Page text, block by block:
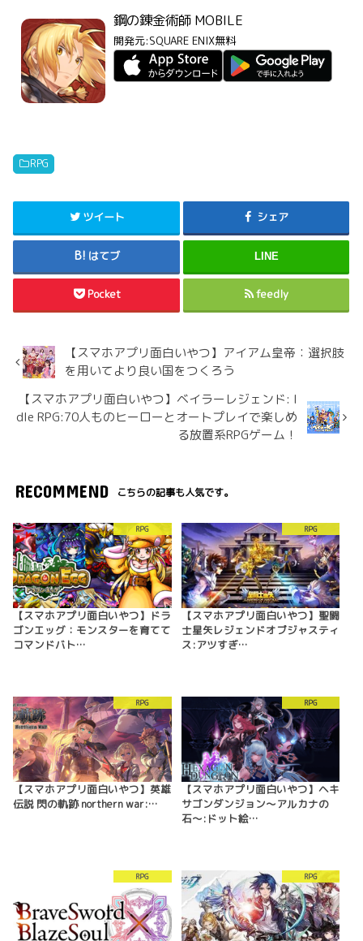
鋼の錬金術師 MOBILE
開発元:SQUARE ENIX無料
RPG
ツイート シェア
はてブ LINE
Pocket feedly
【スマホアプリ面白いやつ】アイアム皇帝：選択肢
を用いてより良い国をつくろう
【スマホアプリ面白いやつ】ベイラーレジェンド: I
dle RPG:70人ものヒーローとオートプレイで楽しめ
る放置系RPGゲーム！
RECOMMEND こちらの記事も人気です。
RPG
【スマホアプリ面白いやつ】ドラ
ゴンエッグ：モンスターを育てて
コマンドバト…
RPG
【スマホアプリ面白いやつ】聖闘
士星矢レジェンドオブジャスティ
ス:アツすぎ…
RPG
【スマホアプリ面白いやつ】英雄
伝説 閃の軌跡 northern war:…
RPG
【スマホアプリ面白いやつ】ヘキ
サゴンダンジョン〜アルカナの
石〜:ドット絵…
RPG RPG